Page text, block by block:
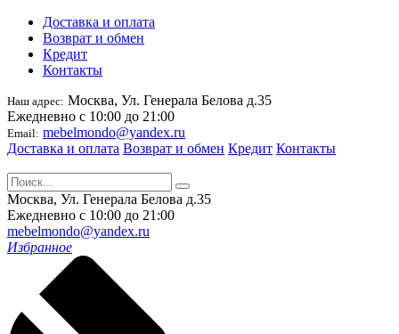
Доставка и оплата
Возврат и обмен
Кредит
Контакты
Наш адрес: Москва, Ул. Генерала Белова д.35
Ежедневно с 10:00 до 21:00
Email: mebelmondo@yandex.ru
Доставка и оплата Возврат и обмен Кредит Контакты
Москва, Ул. Генерала Белова д.35
Ежедневно с 10:00 до 21:00
mebelmondo@yandex.ru
Избранное